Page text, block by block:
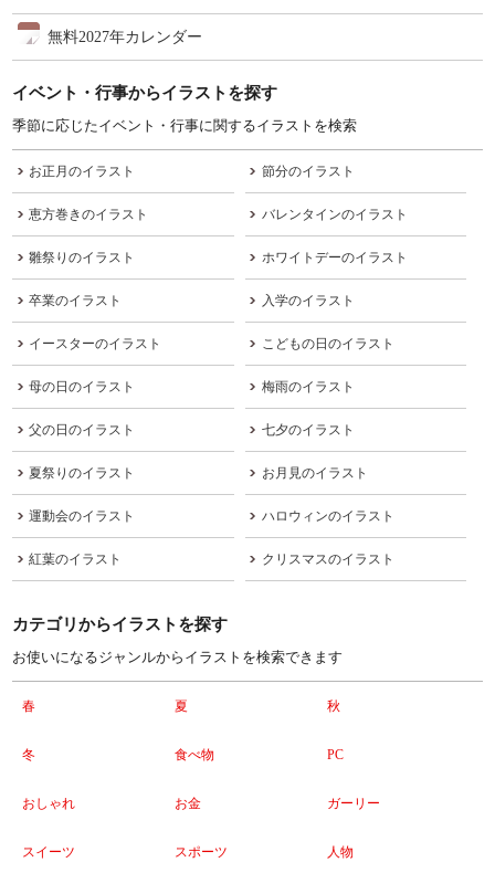
無料2027年カレンダー
イベント・行事からイラストを探す
季節に応じたイベント・行事に関するイラストを検索
お正月のイラスト 節分のイラスト
恵方巻きのイラスト バレンタインのイラスト
雛祭りのイラスト ホワイトデーのイラスト
卒業のイラスト 入学のイラスト
イースターのイラスト こどもの日のイラスト
母の日のイラスト 梅雨のイラスト
父の日のイラスト 七夕のイラスト
夏祭りのイラスト お月見のイラスト
運動会のイラスト ハロウィンのイラスト
紅葉のイラスト クリスマスのイラスト
カテゴリからイラストを探す
お使いになるジャンルからイラストを検索できます
春 夏 秋
冬 食べ物 PC
おしゃれ お金 ガーリー
スイーツ スポーツ 人物